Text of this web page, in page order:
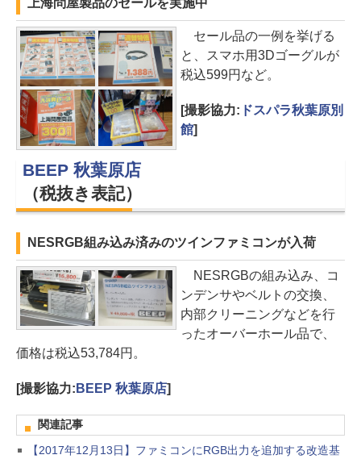
セール品の一例を挙げる
と、スマホ用3Dゴーグルが
税込599円など。
[撮影協力: ドスパラ秋葉原別
館]
BEEP 秋葉原店
（税抜き表記）
NESRGB組み込み済みのツインファミコンが入荷
NESRGBの組み込み、コ
ンデンサやベルトの交換、
内部クリーニングなどを行
ったオーバーホール品で、
価格は税込53,784円。
[撮影協力: BEEP 秋葉原店]
関連記事
【2017年12月13日】ファミコンにRGB出力を追加する改造基